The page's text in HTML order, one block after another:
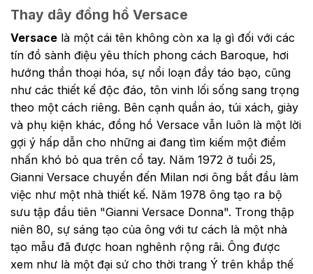
Thay dây đồng hồ Versace
Versace là một cái tên không còn xa lạ gì đối với các
tín đồ sành điệu yêu thích phong cách Baroque, hơi
hướng thần thoại hóa, sự nổi loạn đầy táo bạo, cũng
như các thiết kế độc đáo, tôn vinh lối sống sang trọng
theo một cách riêng. Bên cạnh quần áo, túi xách, giày
và phụ kiện khác, đồng hồ Versace vẫn luôn là một lời
gợi ý hấp dẫn cho những ai đang tìm kiếm một điểm
nhấn khó bỏ qua trên cổ tay. Năm 1972 ở tuổi 25,
Gianni Versace chuyển đến Milan nơi ông bắt đầu làm
việc như một nhà thiết kế. Năm 1978 ông tạo ra bộ
sưu tập đầu tiên "Gianni Versace Donna". Trong thập
niên 80, sự sáng tạo của ông với tư cách là một nhà
tạo mẫu đã được hoan nghênh rộng rãi. Ông được
xem như là một đại sứ cho thời trang Ý trên khắp thế